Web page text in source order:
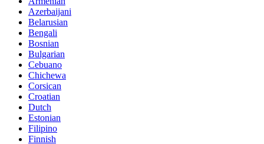
Azerbaijani
Belarusian
Bengali
Bosnian
Bulgarian
Cebuano
Chichewa
Corsican
Croatian
Dutch
Estonian
Filipino
Finnish